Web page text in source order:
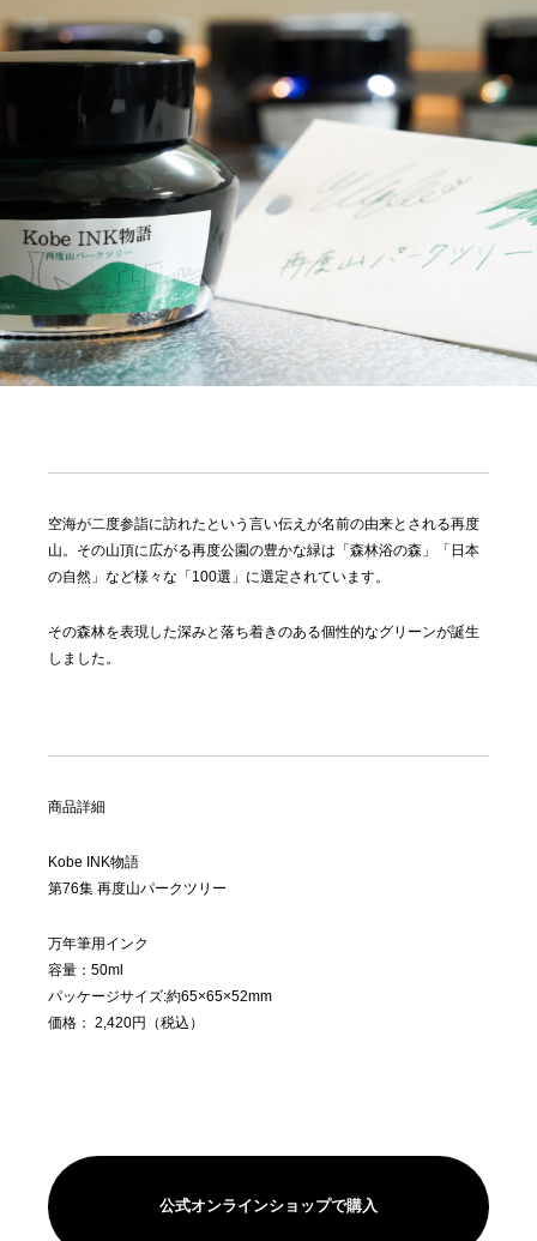
空海が二度参詣に訪れたという言い伝えが名前の由来とされる再度
山。その山頂に広がる再度公園の豊かな緑は「森林浴の森」「日本
の自然」など様々な「100選」に選定されています。
その森林を表現した深みと落ち着きのある個性的なグリーンが誕生
しました。
商品詳細
Kobe INK物語
第76集 再度山パークツリー
万年筆用インク
容量：50ml
パッケージサイズ:約65×65×52mm
価格： 2,420円（税込）
公式オンラインショップで購入